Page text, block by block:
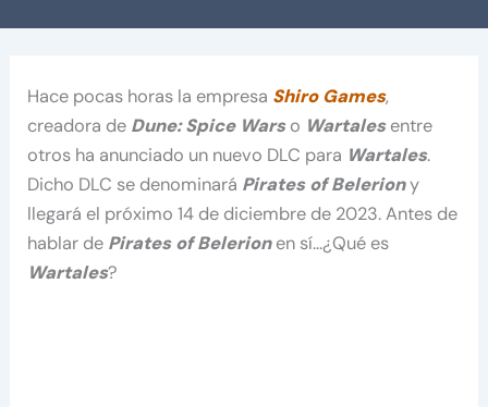
Hace pocas horas la empresa Shiro Games,
creadora de Dune: Spice Warso Wartalesentre
otros ha anunciado un nuevo DLC para Wartales.
Dicho DLC se denominará Pirates of Beleriony
llegará el próximo 14 de diciembre de 2023. Antes de
hablar de Pirates of Belerionen sí…¿Qué es
Wartales?